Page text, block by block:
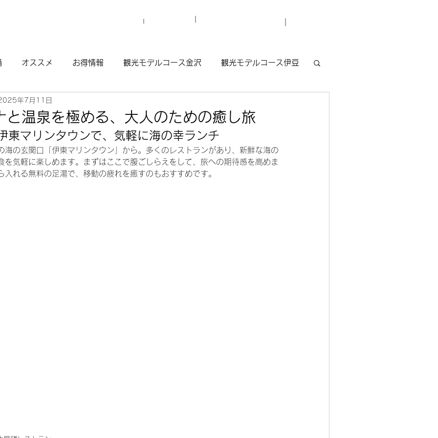
オススメ お得情報 観光モデルコース金沢 観光モデルコース伊豆
観光モデルコース渋谷原宿
ナ
と温泉を極める、大人のための癒し旅
年7月11日
マリンタウンで、気軽に海の幸ランチ
海の玄関口「伊東マリンタウン」から。多くのレストランがあり、新鮮な海の
を気軽に楽しめます。まずはここで腹ごしらえをして、旅への期待感を高めま
入れる無料の足湯で、移動の疲れを癒すのもおすすめです。